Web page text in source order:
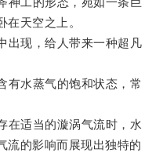
天空之上。
现，给人带来一种超凡
水蒸气的饱和状态，常
适当的漩涡气流时，水
流的影响而展现出独特的